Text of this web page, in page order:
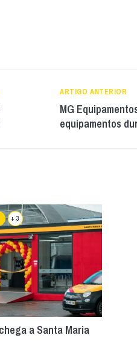
ARTIGO ANTERIOR
MG
equipamentos
+ 3
a Santa Maria